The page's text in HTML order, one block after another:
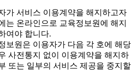
가 서비스 이용계약을 해지하고자
는 온라인으로 교육정보원에 해지
여야 합니다.
보원은 이용자가 다음 각 호에 해당
사전통지 없이 이용계약을 해지하
또는 일부의 서비스 제공을 중지할